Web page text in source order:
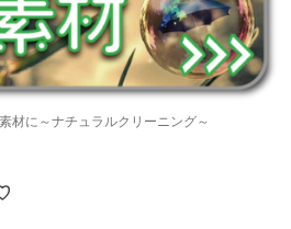
材に～ナチュラルクリーニング～